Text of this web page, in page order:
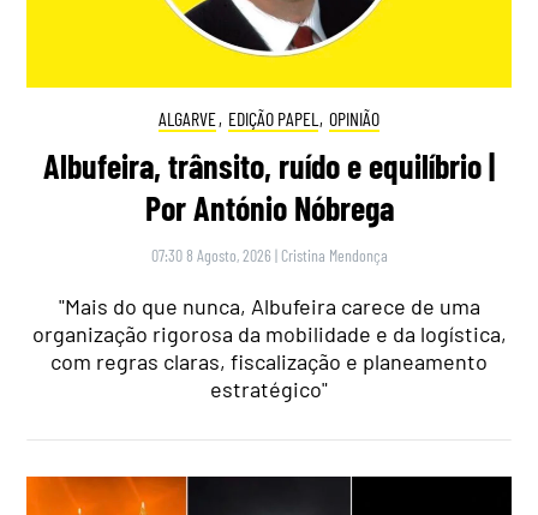
ALGARVE, EDIÇÃO PAPEL , OPINIÃO
Albufeira, trânsito, ruído e equilíbrio |
Por António Nóbrega
07:30 8 Agosto, 2026 | Cristina Mendonça
"Mais do que nunca, Albufeira carece de uma
organização rigorosa da mobilidade e da logística,
com regras claras, fiscalização e planeamento
estratégico"